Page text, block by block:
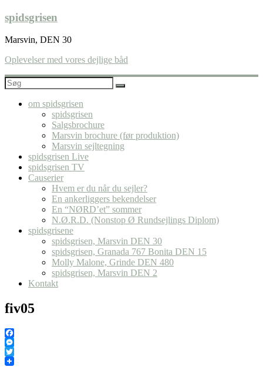
Skip
to
content
spidsgrisen
Marsvin, DEN 30
Oplevelser med vores dejlige båd
om spidsgrisen
spidsgrisen
Salgsbrochure
Marsvin brochure (før produktion)
Marsvin sejltegning
spidsgrisen Live
spidsgrisen TV
Causerier
Hvem er du når du sejler?
En ankerliggers bekendelser
En “NØRD’et” sommer
N.Ø.R.D. (Nonstop Ø Rundsejlings Diplom)
spidsgrisene
spidsgrisen, Marsvin DEN 30
spidsgrisen, Granada 767 Bonita DEN 15
Molly Malone, Grinde DEN 480
spidsgrisen, Marsvin DEN 2
Kontakt
fiv05
Facebook
Messenger
Twitter